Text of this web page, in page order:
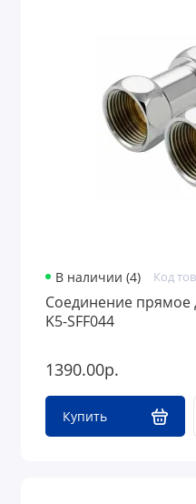
В наличии (4) Код
Соединение прямое
K5-SFF044
1390.00р.
Купить